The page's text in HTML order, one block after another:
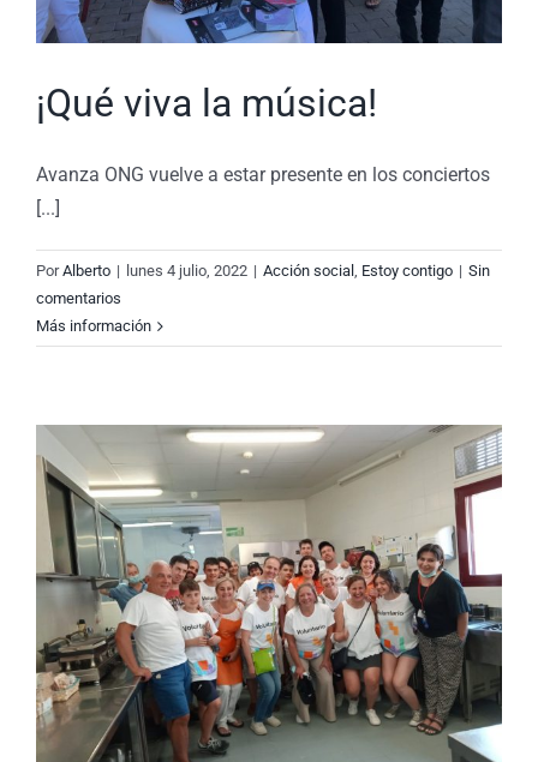
¡Qué viva la música!
Avanza ONG vuelve a estar presente en los conciertos
[...]
PorAlberto | lunes 4 julio, 2022 | Acción social , Estoy contigo | Sin
comentarios
Más información